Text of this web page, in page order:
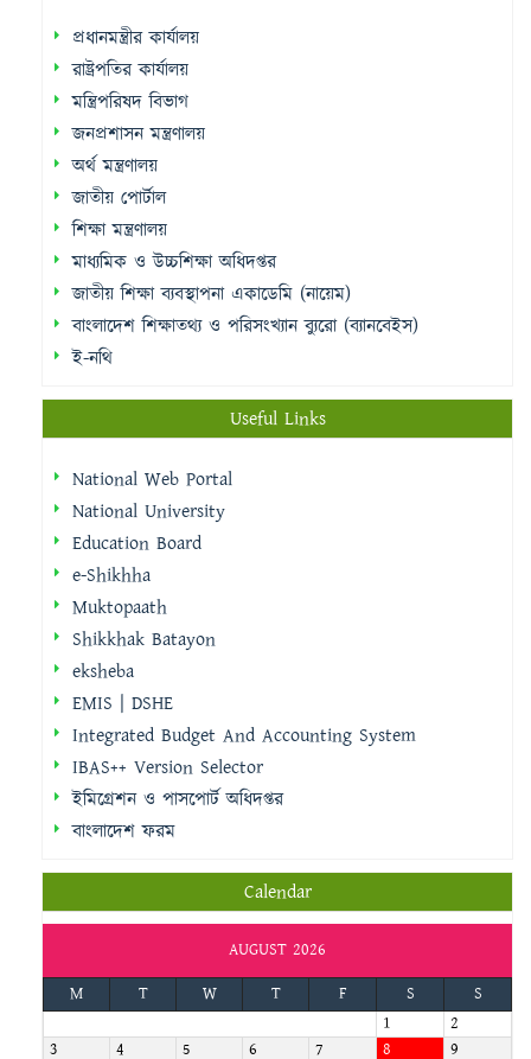
প্রধানমন্ত্রীর কার্যালয়
রাষ্ট্রপতির কার্যালয়
মন্ত্রিপরিষদ বিভাগ
জনপ্রশাসন মন্ত্রণালয়
অর্থ মন্ত্রণালয়
জাতীয় পোর্টাল
শিক্ষা মন্ত্রণালয়
মাধ্যমিক ও উচ্চশিক্ষা অধিদপ্তর
জাতীয় শিক্ষা ব্যবস্থাপনা একাডেমি (নায়েম)
বাংলাদেশ শিক্ষাতথ্য ও পরিসংখ্যান ব্যুরো (ব্যানবেইস)
ই-নথি
Useful Links
National Web Portal
National University
Education Board
e-Shikhha
Muktopaath
Shikkhak Batayon
eksheba
EMIS | DSHE
Integrated Budget And Accounting System
IBAS++ Version Selector
ইমিগ্রেশন ও পাসপোর্ট অধিদপ্তর
বাংলাদেশ ফরম
Calendar
AUGUST 2026
M
T W T F S
S
1
2
3
4 5 6 7 8 9